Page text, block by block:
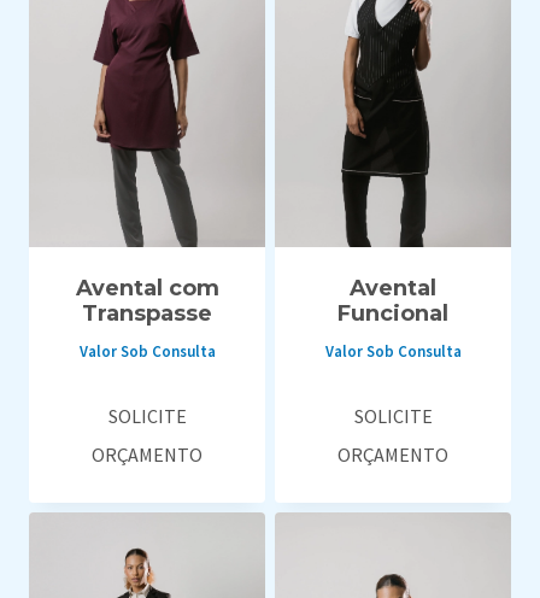
Avental com
Transpasse
Valor Sob Consulta
SOLICITE
ORÇAMENTO
Avental
Funcional
Valor Sob Consulta
SOLICITE
ORÇAMENTO